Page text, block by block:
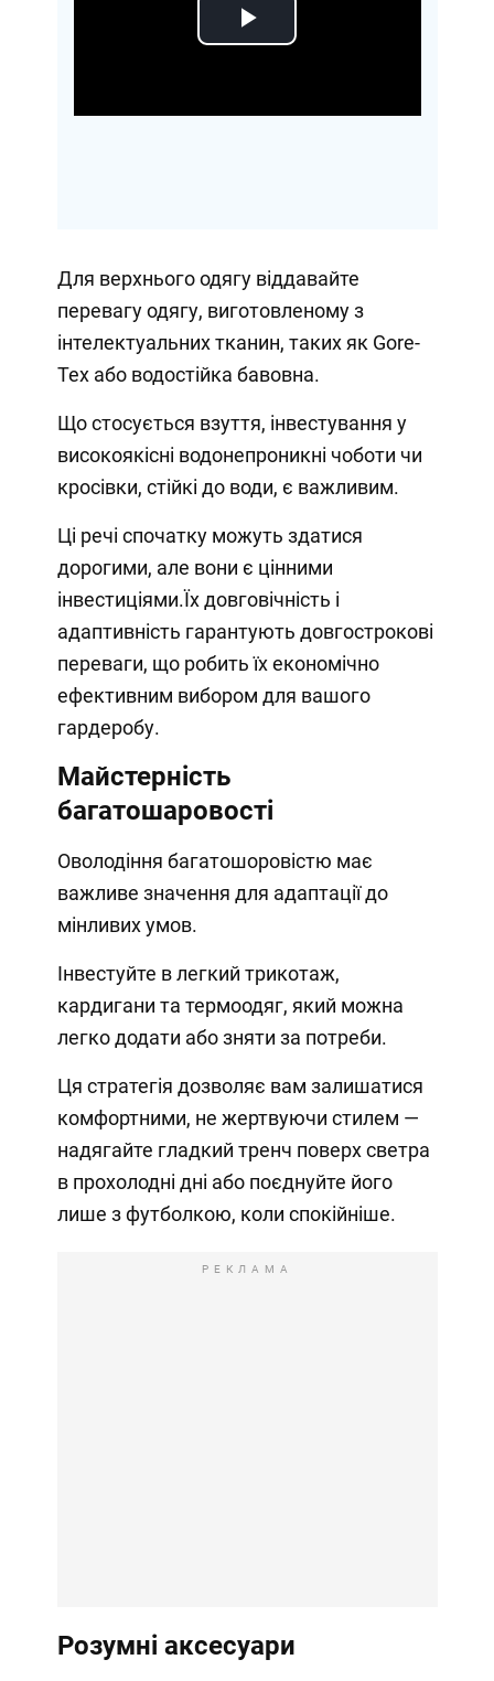
Play
Для верхнього одягу віддавайте
перевагу одягу, виготовленому з
інтелектуальних тканин, таких як Gore-
Tex або водостійка бавовна.
Що стосується взуття, інвестування у
високоякісні водонепроникні чоботи чи
кросівки, стійкі до води, є важливим.
Ці речі спочатку можуть здатися
дорогими, але вони є цінними
інвестиціями.Їх довговічність і
адаптивність гарантують довгострокові
переваги, що робить їх економічно
ефективним вибором для вашого
гардеробу.
Майстерність
багатошаровості
Оволодіння багатошоровістю має
важливе значення для адаптації до
мінливих умов.
Інвестуйте в легкий трикотаж,
кардигани та термоодяг, який можна
легко додати або зняти за потреби.
Ця стратегія дозволяє вам залишатися
комфортними, не жертвуючи стилем —
надягайте гладкий тренч поверх светра
в прохолодні дні або поєднуйте його
лише з футболкою, коли спокійніше.
РЕКЛАМА
Розумні аксесуари